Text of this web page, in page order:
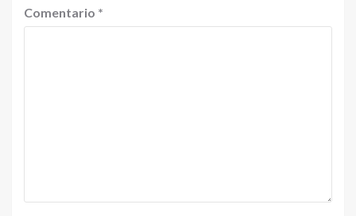
Comentario *